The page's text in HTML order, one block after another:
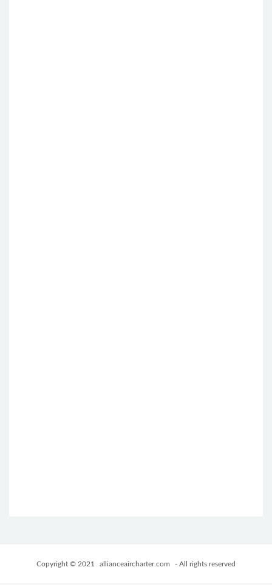
Copyright © 2021 allianceaircharter.com - All rights reserved